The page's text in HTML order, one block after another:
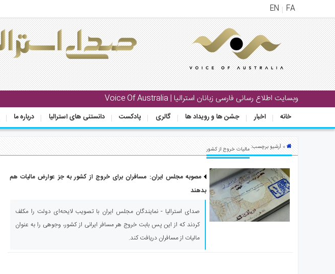
FA
EN
وبسایت اطلاع رسانی فارسی زبانان استرالیا | Voice Of Australia
خانه اخبار جشن ها و رویداد ها گالری پادکست دانستنی های استرالیا درباره ما
منوی
اصلی
خانه
جشن
و
» آرشیو برچسب:مالیات خروج از کشور
مصوبه مجلس ایران: مسافران برای خروج از کشور به جز عوارض مالیات هم
بدهند
صدای استرالیا - نمایندگان مجلس ایران با تصویب لایحه‌ای دولت را مکلف
کردند که از این پس بابت خروج هر مسافر ایرانی از کشور، وجوهی را به عنوان
مالیات از مسافران دریافت کند.